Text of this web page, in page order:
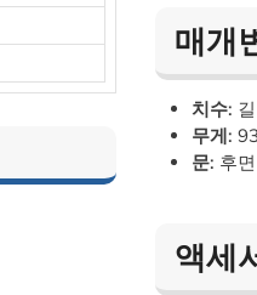
매개
치수:
무게:
문: 후
액세